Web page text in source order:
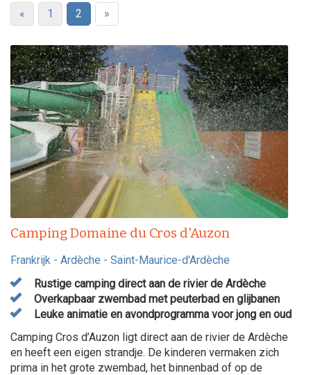
« 1 2 »
Camping Domaine du Cros d'Auzon
Frankrijk - Ardèche - Saint-Maurice-d'Ardèche
Rustige camping direct aan de rivier de Ardèche
Overkapbaar zwembad met peuterbad en glijbanen
Leuke animatie en avondprogramma voor jong en oud
Camping Cros d’Auzon ligt direct aan de rivier de Ardèche
en heeft een eigen strandje. De kinderen vermaken zich
prima in het grote zwembad, het binnenbad of op de